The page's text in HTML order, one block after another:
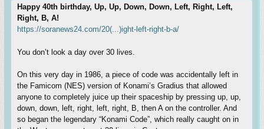
Happy 40th birthday, Up, Up, Down, Down, Left, Right, Left,
Right, B, A!
https://soranews24.com/20(...)ight-left-right-b-a/
You don’t look a day over 30 lives.
On this very day in 1986, a piece of code was accidentally left in
the Famicom (NES) version of Konami’s Gradius that allowed
anyone to completely juice up their spaceship by pressing up, up,
down, down, left, right, left, right, B, then A on the controller. And
so began the legendary “Konami Code”, which really caught on in